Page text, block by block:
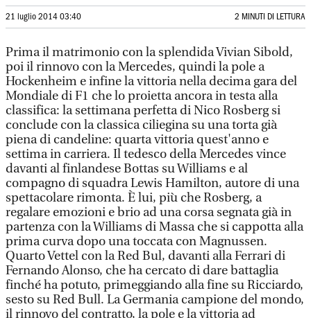
21 luglio 2014 03:40 2 MINUTI DI LETTURA
Prima il matrimonio con la splendida Vivian Sibold,
poi il rinnovo con la Mercedes, quindi la pole a
Hockenheim e infine la vittoria nella decima gara del
Mondiale di F1 che lo proietta ancora in testa alla
classifica: la settimana perfetta di Nico Rosberg si
conclude con la classica ciliegina su una torta già
piena di candeline: quarta vittoria quest'anno e
settima in carriera. Il tedesco della Mercedes vince
davanti al finlandese Bottas su Williams e al
compagno di squadra Lewis Hamilton, autore di una
spettacolare rimonta. È lui, più che Rosberg, a
regalare emozioni e brio ad una corsa segnata già in
partenza con la Williams di Massa che si cappotta alla
prima curva dopo una toccata con Magnussen.
Quarto Vettel con la Red Bul, davanti alla Ferrari di
Fernando Alonso, che ha cercato di dare battaglia
finché ha potuto, primeggiando alla fine su Ricciardo,
sesto su Red Bull. La Germania campione del mondo,
il rinnovo del contratto, la pole e la vittoria ad